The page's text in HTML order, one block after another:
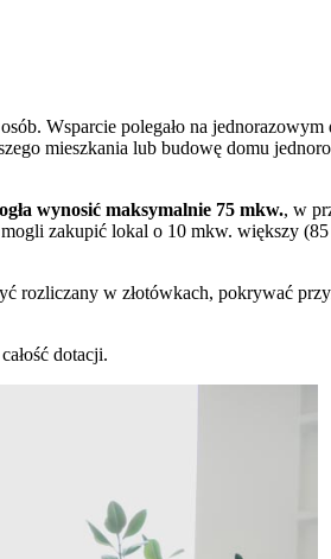
Wsparcie polegało na
mieszkania lub budowę domu
wynosić maksymalnie 75 mkw., w
zakupić lokal o 10 mkw. większy
rozliczany w złotówkach, pokrywać
dotacji.